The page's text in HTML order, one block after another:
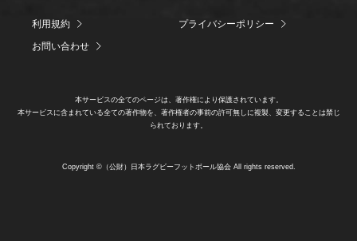
利用規約
プライバシーポリシー
お問い合わせ
本サービスの全てのページは、著作権により保護されています。
本サービスに含まれている全ての著作物を、著作権者の事前の許可無しに複製、変更することは禁じ
られております。
Copyright ©（公財）日本ラグビーフットボール協会 All rights reserved.